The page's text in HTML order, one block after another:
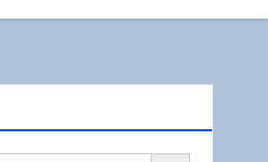
Search Button